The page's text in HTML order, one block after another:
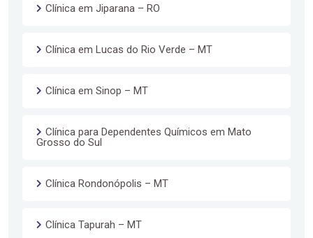
Clínica em Jiparana – RO
Clínica em Lucas do Rio Verde – MT
Clínica em Sinop – MT
Clínica para Dependentes Químicos em Mato
Grosso do Sul
Clínica Rondonópolis – MT
Clínica Tapurah – MT